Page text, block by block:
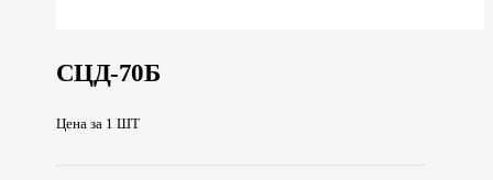
СЦД-70Б
Цена за 1 ШТ